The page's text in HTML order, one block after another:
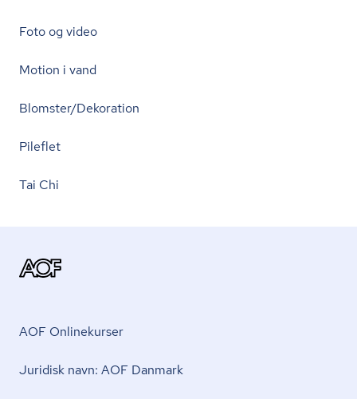
Foto og video
Motion i vand
Blomster/Dekoration
Pileflet
Tai Chi
AOF Onlinekurser
Juridisk navn: AOF Danmark